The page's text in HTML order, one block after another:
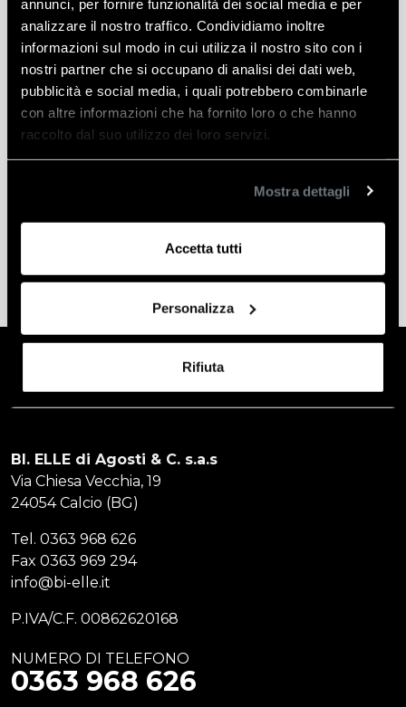
annunci, per fornire funzionalità dei social media e per
analizzare il nostro traffico. Condividiamo inoltre
informazioni sul modo in cui utilizza il nostro sito con i
nostri partner che si occupano di analisi dei dati web,
pubblicità e social media, i quali potrebbero combinarle
con altre informazioni che ha fornito loro o che hanno
raccolto dal suo utilizzo dei loro servizi.
Mostra dettagli
Accetta tutti
Personalizza
Rifiuta
CHIAVE A BUSSOLA ESAGONALE mm 38 X 3/4″
IMPACT
Informazioni aggiuntive
BI. ELLE di Agosti & C. s.a.s
Via Chiesa Vecchia, 19
24054 Calcio (BG)
Tel. 0363 968 626
Fax 0363 969 294
info@bi-elle.it
P.IVA/C.F. 00862620168
NUMERO DI TELEFONO
0363 968 626